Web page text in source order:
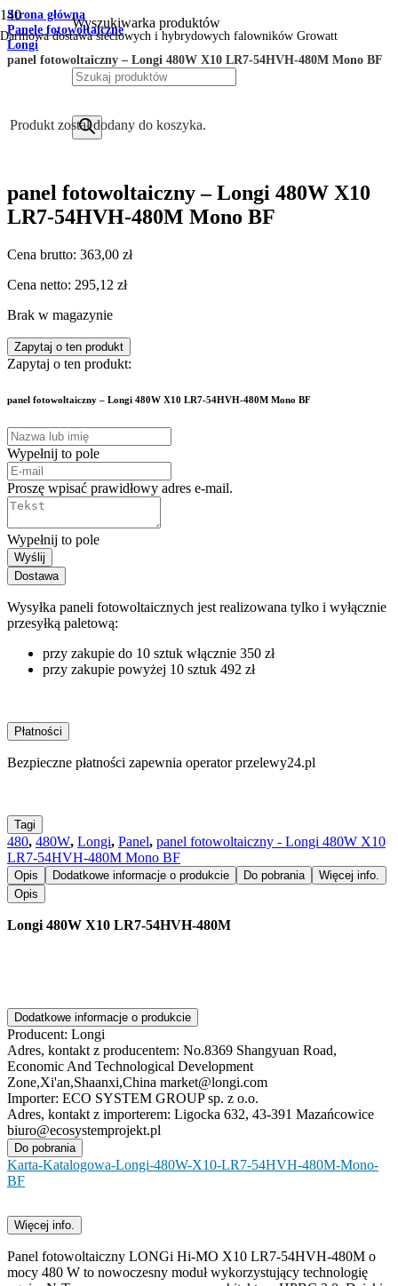
Darmowa dostawa sieciowych i hybrydowych falowników Growatt
Wyszukiwarka produktów
Produkt został dodany do koszyka.
Strona główna
Panele fotowoltaiczne
Longi
panel fotowoltaiczny – Longi 480W X10 LR7-54HVH-480M Mono BF
panel fotowoltaiczny – Longi 480W X10
LR7-54HVH-480M Mono BF
Cena brutto: 363,00 zł
Cena netto: 295,12 zł
Brak w magazynie
Zapytaj o ten produkt
Zapytaj o ten produkt:
panel fotowoltaiczny – Longi 480W X10 LR7-54HVH-480M Mono BF
Wypełnij to pole
Proszę wpisać prawidłowy adres e-mail.
Wypełnij to pole
Wyślij
Dostawa
Wysyłka paneli fotowoltaicznych jest realizowana tylko i wyłącznie
przesyłką paletową:
przy zakupie do 10 sztuk włącznie 350 zł
przy zakupie powyżej 10 sztuk 492 zł
Płatności
Bezpieczne płatności zapewnia operator przelewy24.pl
Tagi
480, 480W, Longi, Panel, panel fotowoltaiczny - Longi 480W X10
LR7-54HVH-480M Mono BF
Opis Dodatkowe informacje o produkcie Do pobrania
Więcej info.
Opis
Longi 480W X10 LR7-54HVH-480M
Dodatkowe informacje o produkcie
Producent: Longi
Adres, kontakt z producentem: No.8369 Shangyuan Road,
Economic And Technological Development
Zone,Xi'an,Shaanxi,China market@longi.com
Importer: ECO SYSTEM GROUP sp. z o.o.
Adres, kontakt z importerem: Ligocka 632, 43-391 Mazańcowice
biuro@ecosystemprojekt.pl
Do pobrania
Karta-Katalogowa-Longi-480W-X10-LR7-54HVH-480M-Mono-
BF
Więcej info.
Panel fotowoltaiczny LONGi Hi-MO X10 LR7-54HVH-480M o
mocy 480 W to nowoczesny moduł wykorzystujący technologię